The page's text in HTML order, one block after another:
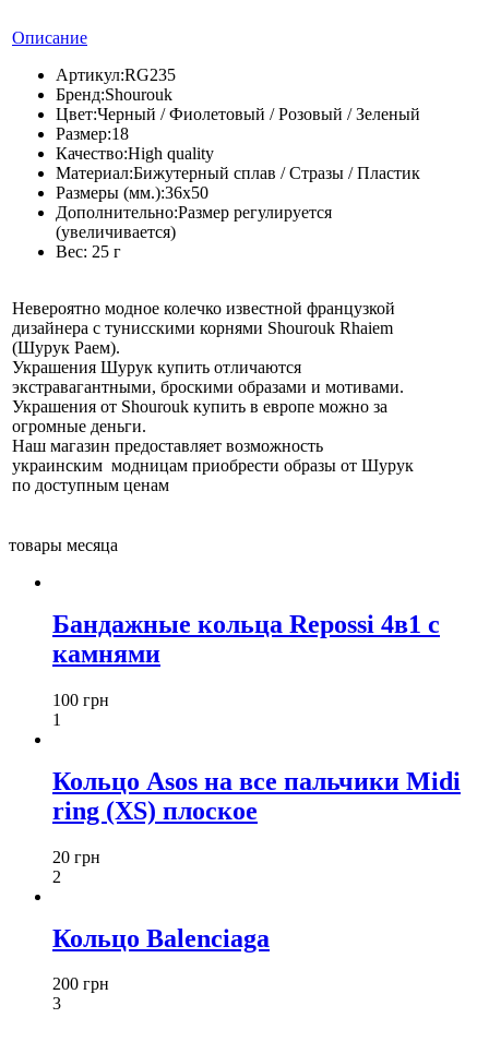
Описание
Артикул:RG235
Бренд:Shourouk
Цвет:Черный / Фиолетовый / Розовый / Зеленый
Размер:18
Качество:High quality
Материал:Бижутерный сплав / Стразы / Пластик
Размеры (мм.):36x50
Дополнительно:Размер регулируется
(увеличивается)
Вес: 25 г
Невероятно модное колечко известной французкой
дизайнера с тунисскими корнями Shourouk Rhaiem
(Шурук Раем).
Украшения Шурук купить отличаются
экстравагантными, броскими образами и мотивами.
Украшения от Shourouk купить в европе можно за
огромные деньги.
Наш магазин предоставляет возможность
украинским модницам приобрести образы от Шурук
по доступным ценам
товары месяца
Бандажные кольца Repossi 4в1 с
камнями
100 грн
1
Кольцо Asos на все пальчики Midi
ring (XS) плоское
20 грн
2
Кольцо Balenciaga
200 грн
3